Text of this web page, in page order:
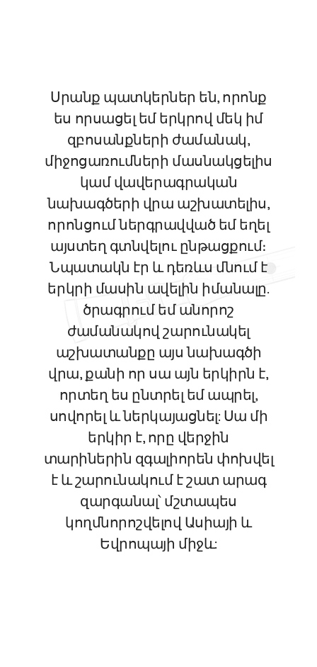
Սրանք պատկերներ են, որոնք
ես որսացել եմ երկրով մեկ իմ
զբոսանքների ժամանակ,
միջոցառումների մասնակցելիս
կամ վավերագրական
նախագծերի վրա աշխատելիս,
որոնցում ներգրավված եմ եղել
այստեղ գտնվելու ընթացքում։
Նպատակն էր և դեռևս մնում է
երկրի մասին ավելին իմանալը.
ծրագրում եմ անորոշ
ժամանակով շարունակել
աշխատանքը այս նախագծի
վրա, քանի որ սա այն երկիրն է,
որտեղ ես ընտրել եմ ապրել,
սովորել և ներկայացնել: Սա մի
երկիր է, որը վերջին
տարիներին զգալիորեն փոխվել
է և շարունակում է շատ արագ
զարգանալ՝ մշտապես
կողմնորոշվելով Ասիայի և
Եվրոպայի միջև: